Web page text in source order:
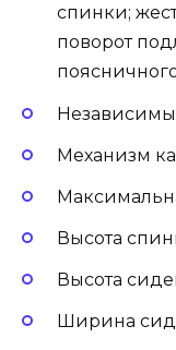
спинки;
поворот
Механизм
Высота
Высота
Ширина